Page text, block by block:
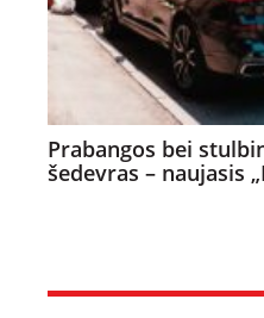
Prabangos bei
šedevras – naujasis